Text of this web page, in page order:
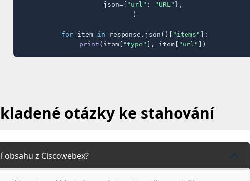
    json={
"url" : "URL" },
)
for item in response.json()[ "items" ]:
print (item[ "type" ], item[ "url" ])
otázky ke stahování
z Ciscowebex?